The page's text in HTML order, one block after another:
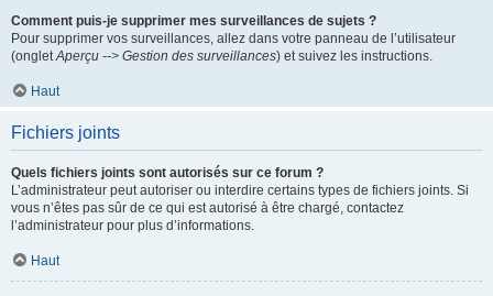
Comment puis-je supprimer mes surveillances de sujets ?
Pour supprimer vos surveillances, allez dans votre panneau de l’utilisateur
(ongletAperçu --> Gestion des surveillances) et suivez les instructions.
Haut
Fichiers joints
Quels fichiers joints sont autorisés sur ce forum ?
L’administrateur peut autoriser ou interdire certains types de fichiers joints. Si
vous n’êtes pas sûr de ce qui est autorisé à être chargé, contactez
l’administrateur pour plus d’informations.
Haut